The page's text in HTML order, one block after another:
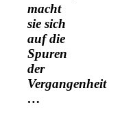
macht
sie sich
auf die
Spuren
der
Vergangenheit
…